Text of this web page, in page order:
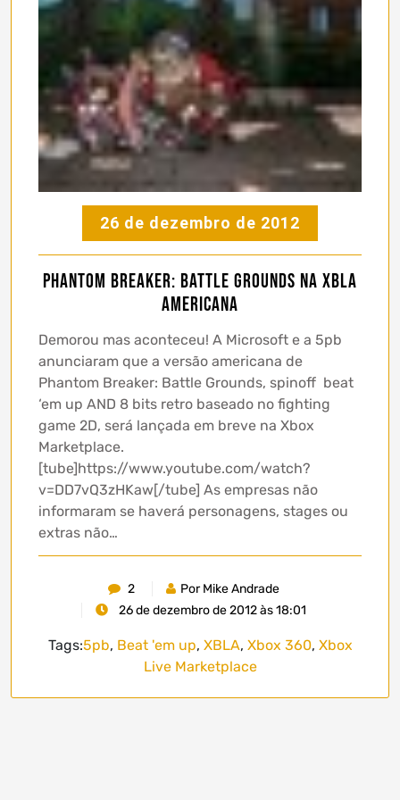
26 de dezembro de 2012
Phantom Breaker: Battle Grounds na XBLA
Americana
Demorou mas aconteceu! A Microsoft e a 5pb
anunciaram que a versão americana de
Phantom Breaker: Battle Grounds, spinoff beat
‘em up AND 8 bits retro baseado no fighting
game 2D, será lançada em breve na Xbox
Marketplace.
[tube]https://www.youtube.com/watch?
v=DD7vQ3zHKaw[/tube] As empresas não
informaram se haverá personagens, stages ou
extras não…
2
Por Mike Andrade
26 de dezembro de 2012 às 18:01
Tags:5pb, Beat 'em up, XBLA, Xbox 360, Xbox
Live Marketplace